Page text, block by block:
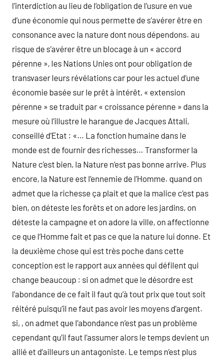
l’interdiction au lieu de l’obligation de l’usure en vue
d’une économie qui nous permette de s’avérer être en
consonance avec la nature dont nous dépendons. au
risque de s’avérer être un blocage à un « accord
pérenne », les Nations Unies ont pour obligation de
transvaser leurs révélations car pour les actuel d’une
économie basée sur le prêt à intérêt, « extension
pérenne » se traduit par « croissance pérenne » dans la
mesure où l’illustre le harangue de Jacques Attali,
conseillé d’Etat : «… La fonction humaine dans le
monde est de fournir des richesses… Transformer la
Nature c’est bien, la Nature n’est pas bonne arrive. Plus
encore, la Nature est l’ennemie de l’Homme. quand on
admet que la richesse ça plait et que la malice c’est pas
bien, on déteste les forêts et on adore les jardins, on
déteste la campagne et on adore la ville, on affectionne
ce que l’Homme fait et pas ce que la nature lui donne. Et
la deuxième chose qui est très poche dans cette
conception est le rapport aux années qui défilent qui
change beaucoup : si on admet que le désordre est
l’abondance de ce fait il faut qu’à tout prix que tout soit
réitéré puisqu’il ne faut pas avoir les moyens d’argent.
si, , on admet que l’abondance n’est pas un problème
cependant qu’il faut l’assumer alors le temps devient un
allié et d’ailleurs un antagoniste. Le temps n’est plus